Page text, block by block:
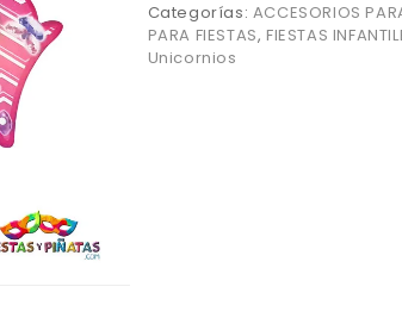
Categorías: ACCESORIOS
PARA FIESTAS, FIESTAS
Unicornios